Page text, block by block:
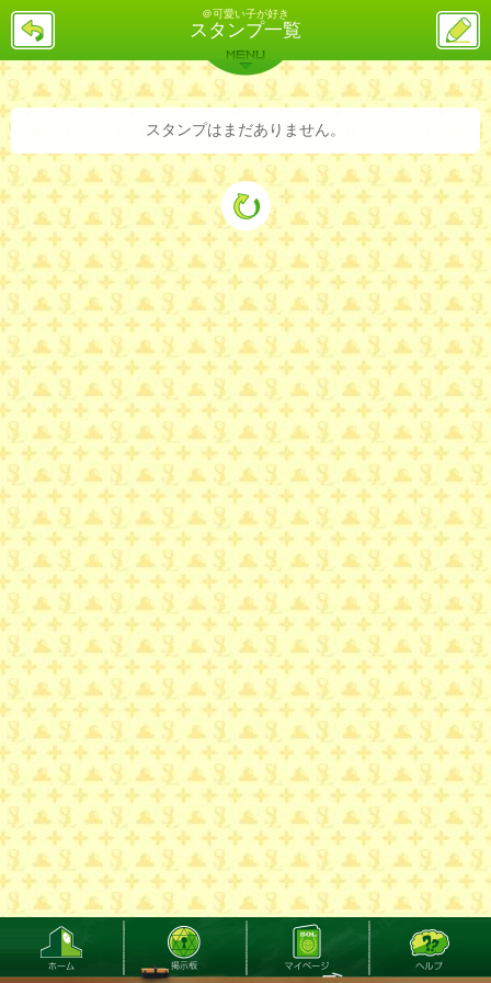
＠可愛い子が好き
スタンプ一覧
戻
ス
投
稿
バックナンバー 詳細検索 ランキング
MENU
スタンプはまだありません。